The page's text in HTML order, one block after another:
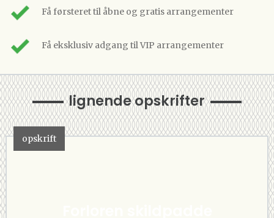
Få førsteret til åbne og gratis arrangementer
Få eksklusiv adgang til VIP arrangementer
lignende opskrifter
opskrift